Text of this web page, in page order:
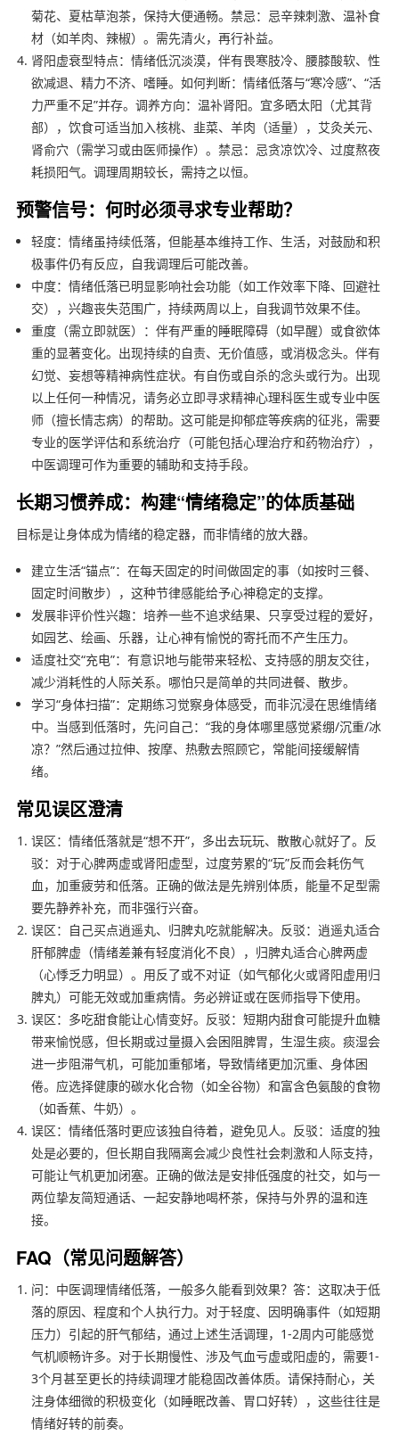
菊花、夏枯草泡茶，保持大便通畅。禁忌：忌辛辣刺激、温补食
材（如羊肉、辣椒）。需先清火，再行补益。
肾阳虚衰型特点：情绪低沉淡漠，伴有畏寒肢冷、腰膝酸软、性
欲减退、精力不济、嗜睡。如何判断：情绪低落与“寒冷感”、“活
力严重不足”并存。调养方向：温补肾阳。宜多晒太阳（尤其背
部），饮食可适当加入核桃、韭菜、羊肉（适量），艾灸关元、
肾俞穴（需学习或由医师操作）。禁忌：忌贪凉饮冷、过度熬夜
耗损阳气。调理周期较长，需持之以恒。
预警信号：何时必须寻求专业帮助？
轻度：情绪虽持续低落，但能基本维持工作、生活，对鼓励和积
极事件仍有反应，自我调理后可能改善。
中度：情绪低落已明显影响社会功能（如工作效率下降、回避社
交），兴趣丧失范围广，持续两周以上，自我调节效果不佳。
重度（需立即就医）：伴有严重的睡眠障碍（如早醒）或食欲体
重的显著变化。出现持续的自责、无价值感，或消极念头。伴有
幻觉、妄想等精神病性症状。有自伤或自杀的念头或行为。出现
以上任何一种情况，请务必立即寻求精神心理科医生或专业中医
师（擅长情志病）的帮助。这可能是抑郁症等疾病的征兆，需要
专业的医学评估和系统治疗（可能包括心理治疗和药物治疗），
中医调理可作为重要的辅助和支持手段。
长期习惯养成：构建“情绪稳定”的体质基础
目标是让身体成为情绪的稳定器，而非情绪的放大器。
建立生活“锚点”：在每天固定的时间做固定的事（如按时三餐、
固定时间散步），这种节律感能给予心神稳定的支撑。
发展非评价性兴趣：培养一些不追求结果、只享受过程的爱好，
如园艺、绘画、乐器，让心神有愉悦的寄托而不产生压力。
适度社交“充电”：有意识地与能带来轻松、支持感的朋友交往，
减少消耗性的人际关系。哪怕只是简单的共同进餐、散步。
学习“身体扫描”：定期练习觉察身体感受，而非沉浸在思维情绪
中。当感到低落时，先问自己：“我的身体哪里感觉紧绷/沉重/冰
凉？”然后通过拉伸、按摩、热敷去照顾它，常能间接缓解情
绪。
常见误区澄清
误区：情绪低落就是“想不开”，多出去玩玩、散散心就好了。反
驳：对于心脾两虚或肾阳虚型，过度劳累的“玩”反而会耗伤气
血，加重疲劳和低落。正确的做法是先辨别体质，能量不足型需
要先静养补充，而非强行兴奋。
误区：自己买点逍遥丸、归脾丸吃就能解决。反驳：逍遥丸适合
肝郁脾虚（情绪差兼有轻度消化不良），归脾丸适合心脾两虚
（心悸乏力明显）。用反了或不对证（如气郁化火或肾阳虚用归
脾丸）可能无效或加重病情。务必辨证或在医师指导下使用。
误区：多吃甜食能让心情变好。反驳：短期内甜食可能提升血糖
带来愉悦感，但长期或过量摄入会困阻脾胃，生湿生痰。痰湿会
进一步阻滞气机，可能加重郁堵，导致情绪更加沉重、身体困
倦。应选择健康的碳水化合物（如全谷物）和富含色氨酸的食物
（如香蕉、牛奶）。
误区：情绪低落时更应该独自待着，避免见人。反驳：适度的独
处是必要的，但长期自我隔离会减少良性社会刺激和人际支持，
可能让气机更加闭塞。正确的做法是安排低强度的社交，如与一
两位挚友简短通话、一起安静地喝杯茶，保持与外界的温和连
接。
FAQ（常见问题解答）
问：中医调理情绪低落，一般多久能看到效果？答：这取决于低
落的原因、程度和个人执行力。对于轻度、因明确事件（如短期
压力）引起的肝气郁结，通过上述生活调理，1-2周内可能感觉
气机顺畅许多。对于长期慢性、涉及气血亏虚或阳虚的，需要1-
3个月甚至更长的持续调理才能稳固改善体质。请保持耐心，关
注身体细微的积极变化（如睡眠改善、胃口好转），这些往往是
情绪好转的前奏。